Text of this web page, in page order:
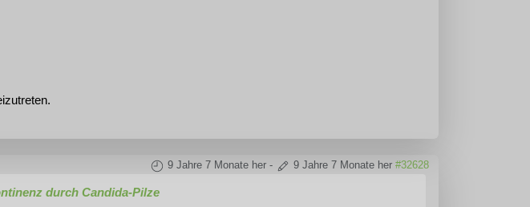
9 Jahre 7 Monate her - 9 Jahre 7 Monate her #32628
durch Candida-Pilze